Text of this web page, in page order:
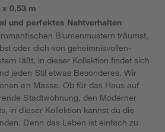
0,53 m
und perfektes Nahtverhalten
Blumenmustern träumst,
oder dich von geheimnisvollen-
läßt, in dieser Kollektion findet sich
jeden Stil etwas Besonderes. Wir
en Masse. Ob für das Haus auf
Stadtwohnung, den Moderner
in dieser Kollektion kannst du die
Denn das Leben ist einfach zu